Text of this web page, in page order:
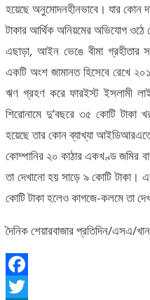
হয়েছে অনুমোদনহীনভাবে। যার কোন
টাকার আর্থিক অনিয়মের অভিযোগ ওঠে
এছাড়া, আইন ভেঙে বীমা গ্রহীতার
একটি অংশ জামানত হিসেবে রেখে
ঋণ গ্রহণ করে ফারইস্ট ইসলামী
শিরোনামে দু’বছরে ৩৫ কোটি টাকা
হয়েছে তার কোন ব্যাখ্যা আইডিআরএতে
কোম্পানির ২০ কাঠার একখণ্ড জমির
তা দেখানো হয় সাড়ে ৯ কোটি টাকা।
কোটি টাকা হলেও কাগজে-কলমে তা
দৈনিক শেয়ারবাজার প্রতিদিন/এসএ/খান
Facebook